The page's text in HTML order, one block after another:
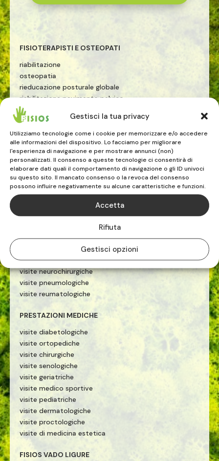
Gestisci la tua privacy
Utilizziamo tecnologie come i cookie per memorizzare e/o accedere
alle informazioni del dispositivo. Lo facciamo per migliorare
l'esperienza di navigazione e per mostrare annunci (non)
personalizzati. Il consenso a queste tecnologie ci consentirà di
elaborare dati quali il comportamento di navigazione o gli ID univoci
su questo sito. Il mancato consenso o la revoca del consenso
possono influire negativamente su alcune caratteristiche e funzioni.
Accetta
Rifiuta
Gestisci opzioni
FISIOTERAPISTI E OSTEOPATI
riabilitazione
osteopatia
rieducazione posturale globale
riabilitazione pavimento pelvico
riabilitazione sportiva
terapia manuale
esercizio terapeutico
tecarterapia
onde d'urto
PRESTAZIONI MEDICHE
ecografie
visite ginecologiche
visite allergologiche
visite otorinolaringoiatriche
visite neurochirurgiche
visite pneumologiche
visite reumatologiche
PRESTAZIONI MEDICHE
visite diabetologiche
visite ortopediche
visite chirurgiche
visite senologiche
visite geriatriche
visite medico sportive
visite pediatriche
visite dermatologiche
visite proctologiche
visite di medicina estetica
FISIOS VADO LIGURE